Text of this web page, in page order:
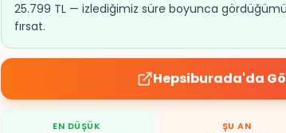
25.799 TL — izlediğimiz süre boyunca
fırsat.
Hepsiburada'da
EN DÜŞÜK ŞU AN